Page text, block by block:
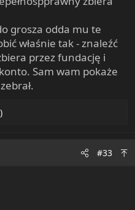
grosza odda mu te
właśnie tak - znaleźć
przez fundację i
Sam wam pokaże
#33